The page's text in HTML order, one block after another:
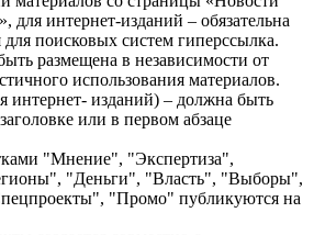
для интернет-изданий – обязательна
для поисковых систем гиперссылка.
размещена в независимости от
использования материалов.
интернет- изданий) – должна быть
или в первом абзаце
"Мнение", "Экспертиза",
"Деньги", "Власть", "Выборы",
"Промо" публикуются на